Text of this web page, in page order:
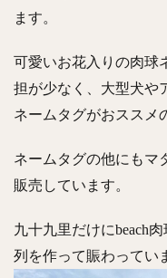
ます。
可愛いお花入りの肉球
担が少なく、 大型犬や
ネームタグがおススメ
ネームタグの他にもマ
販売しています。
九十九里だけにbeach
列を作って賑わってい